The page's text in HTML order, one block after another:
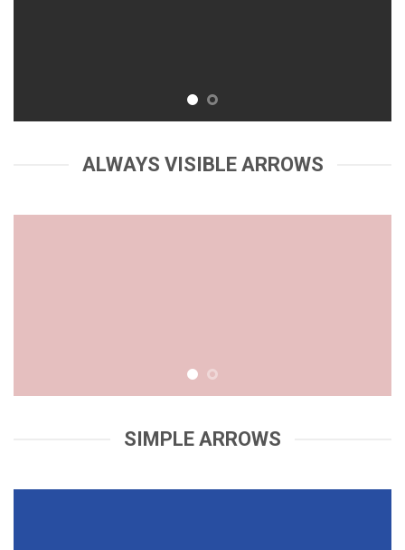
ALWAYS VISIBLE ARROWS
SIMPLE ARROWS